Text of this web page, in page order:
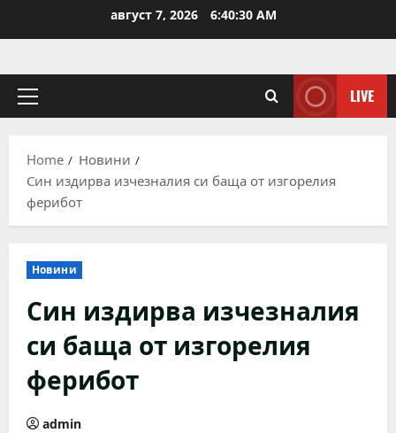
август 7, 2026 6:40:30 AM
Primary
LIVE
Home
Новини
Син издирва изчезналия си баща от изгорелия
ферибот
Новини
Син издирва изчезналия
си баща от изгорелия
ферибот
admin